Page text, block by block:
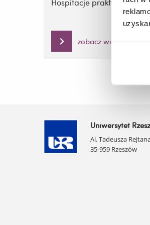
Hospitacje praktyk
zobacz więcej
Uniwersytet
Al. Tadeusza
35-959 Rzeszów